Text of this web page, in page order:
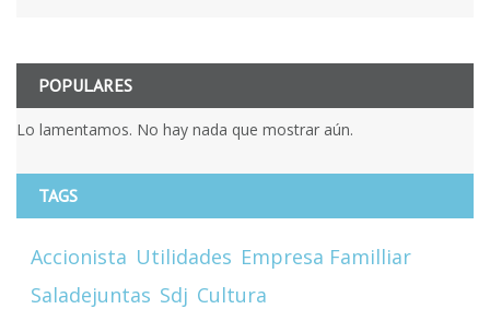
POPULARES
Lo lamentamos. No hay nada que mostrar aún.
TAGS
Accionista Utilidades Empresa Familliar
Saladejuntas Sdj Cultura